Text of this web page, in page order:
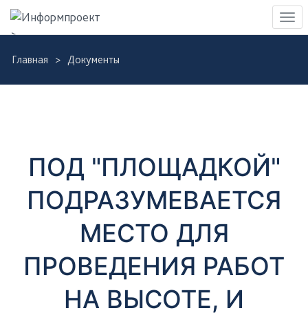
main
Навигация
>
Главная Документы
Д
ПОД "ПЛОЩАДКОЙ"
ПОДРАЗУМЕВАЕТСЯ
МЕСТО ДЛЯ
ПРОВЕДЕНИЯ РАБОТ
НА ВЫСОТЕ, И